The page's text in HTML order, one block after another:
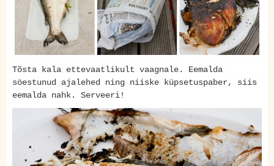
Tõsta kala ettevaatlikult vaagnale. Eemalda
söestunud ajalehed ning niiske küpsetuspaber, siis
eemalda nahk. Serveeri!